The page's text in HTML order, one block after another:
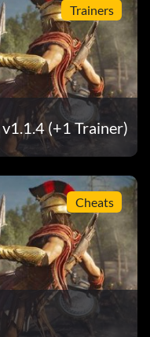
Trainers
(+1 Trainer)
Cheats